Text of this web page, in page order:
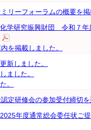
リーフォーラムの概要を
学研究振興財団 令和７
を掲載しました。
新しました。
ました。
。
定研修会の参加受付締切
2025年度通常総会委任状ご